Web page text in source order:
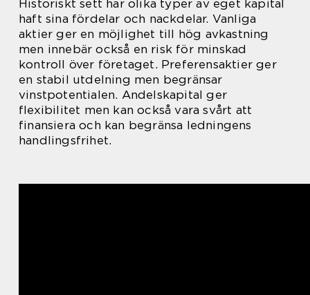
Historiskt sett har olika typer av eget kapital
haft sina fördelar och nackdelar. Vanliga
aktier ger en möjlighet till hög avkastning
men innebär också en risk för minskad
kontroll över företaget. Preferensaktier ger
en stabil utdelning men begränsar
vinstpotentialen. Andelskapital ger
flexibilitet men kan också vara svårt att
finansiera och kan begränsa ledningens
handlingsfrihet.